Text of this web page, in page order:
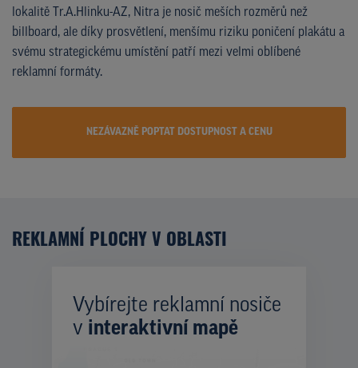
lokalitě Tr.A.Hlinku-AZ, Nitra je nosič meších rozměrů než
billboard, ale díky prosvětlení, menšímu riziku poničení plakátu a
svému strategickému umístění patří mezi velmi oblíbené
reklamní formáty.
NEZÁVAZNĚ POPTAT DOSTUPNOST A CENU
REKLAMNÍ PLOCHY V OBLASTI
Vybírejte reklamní nosiče
v interaktivní mapě